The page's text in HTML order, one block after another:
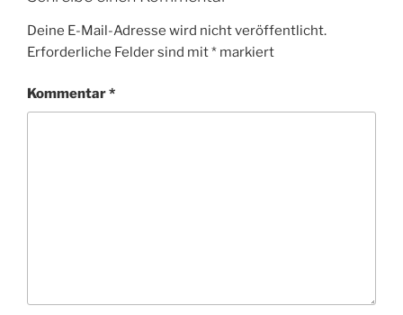
Deine E-Mail-Adresse wird nicht veröffentlicht.
Erforderliche Felder sind mit* markiert
Kommentar*